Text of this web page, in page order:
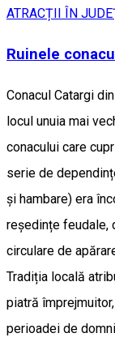
ATRACȚII ÎN
Ruinele
Conacul Catargi
locul unuia mai
conacului care
serie de
și hambare) era
reședințe feudale,
circulare de
Tradiția locală
piatră
perioadei de